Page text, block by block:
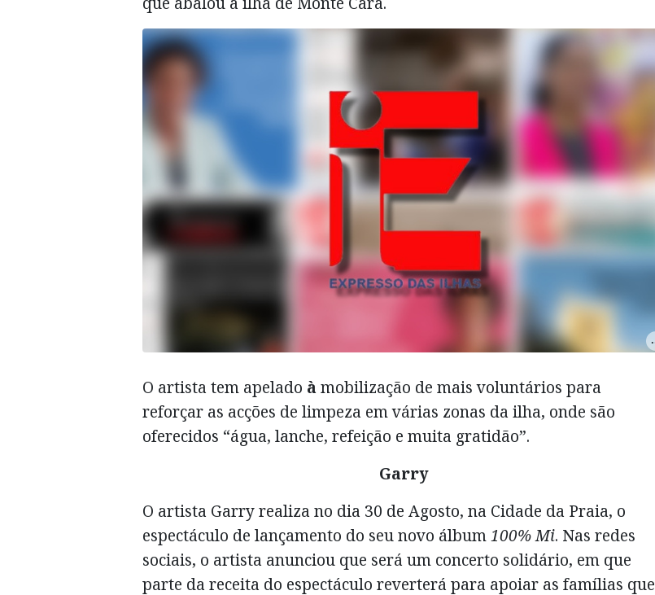
O artista tem apelado àmobilização de mais voluntários para
reforçar as acções de limpeza em várias zonas da ilha, onde são
oferecidos “água, lanche, refeição e muita gratidão”.
Garry
O artista Garry realiza no dia 30 de Agosto, na Cidade da Praia, o
espectáculo de lançamento do seu novo álbum100% Mi. Nas redes
sociais, o artista anunciou que será um concerto solidário, em que
parte da receita do espectáculo reverterá para apoiar as famílias que